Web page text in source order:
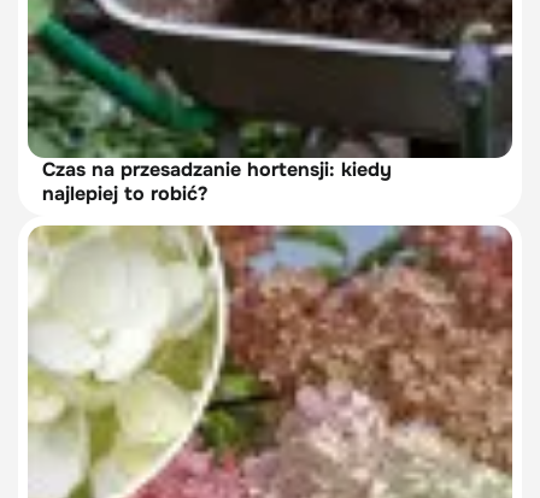
Czas na przesadzanie hortensji: kiedy
najlepiej to robić?